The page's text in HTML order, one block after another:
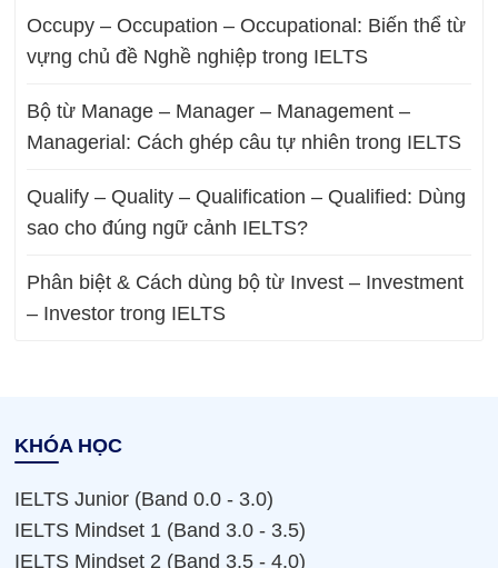
Occupy – Occupation – Occupational: Biến thể từ
vựng chủ đề Nghề nghiệp trong IELTS
Bộ từ Manage – Manager – Management –
Managerial: Cách ghép câu tự nhiên trong IELTS
Qualify – Quality – Qualification – Qualified: Dùng
sao cho đúng ngữ cảnh IELTS?
Phân biệt & Cách dùng bộ từ Invest – Investment
– Investor trong IELTS
KHÓA HỌC
IELTS Junior (Band 0.0 - 3.0)
IELTS Mindset 1 (Band 3.0 - 3.5)
IELTS Mindset 2 (Band 3.5 - 4.0)